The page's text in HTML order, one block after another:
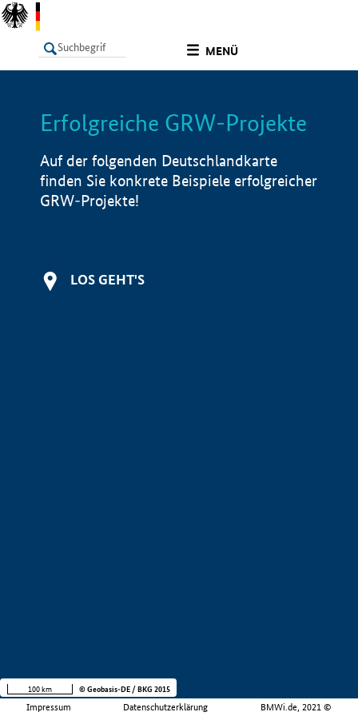
MENÜ
LISTE Info
Erfolgreiche GRW-Projekte
Auf der folgenden Deutschlandkarte
finden Sie konkrete Beispiele erfolgreicher
GRW-Projekte!
LOS GEHT'S
Impressum Datenschutzerklärung BMWi.de, 2021 ©
100 km © Geobasis-DE / BKG 2015